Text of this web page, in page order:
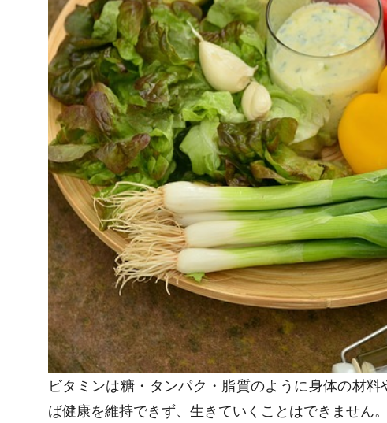
ビタミンは糖・タンパク・脂質のように身体の材
ば健康を維持できず、生きていくことはできません。